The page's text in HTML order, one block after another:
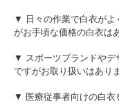
▼ 日々の作業で白衣がよ
がお手頃な価格の白衣は
▼ スポーツブランドやデ
ですがお取り扱いはあり
▼ 医療従事者向けの白衣